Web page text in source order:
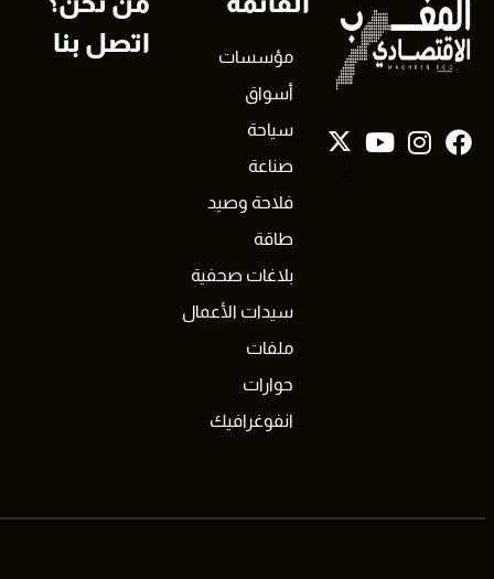
مؤسسات
أسواق
سياحة
صناعة
فلاحة وصيد
طاقة
بلاغات صحفية
سيدات الأعمال
ملفات
حوارات
انفوغرافيك
اتصل بنا